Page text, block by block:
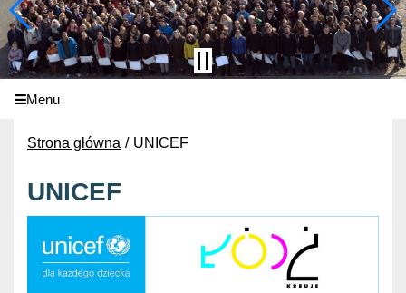
Menu
Strona główna UNICEF
UNICEF